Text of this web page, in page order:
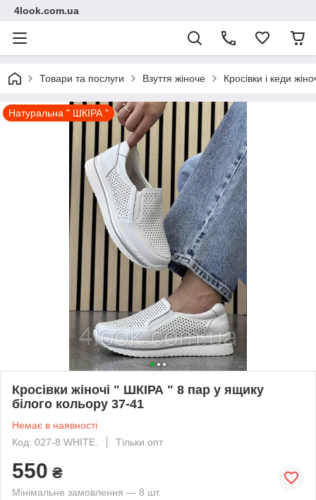
4look.com.ua
Товари та послуги Взуття жіноче Кросівки і кеди
Натуральна " ШКІРА "
Кросівки жіночі " ШКІРА " 8 пар у ящику
білого кольору 37-41
Немає в наявності
Код: 027-8 WHITE.
Тільки опт
550 ₴
Мінімальне замовлення — 8 шт.